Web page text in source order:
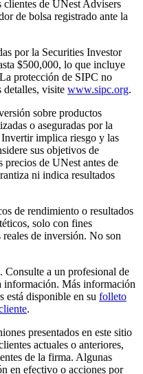
clientes de UNest Advisers
de bolsa registrado ante la
por la Securities Investor
$500,000, lo que incluye
protección de SIPC no
detalles, visite www.sipc.org.
sobre productos
o aseguradas por la
implica riesgo y las
sus objetivos de
de UNest antes de
ni indica resultados
de rendimiento o resultados
solo con fines
de inversión. No son
Consulte a un profesional de
información. Más información
está disponible en su folleto
.
presentados en este sitio
actuales o anteriores,
de la firma. Algunas
en efectivo o acciones por